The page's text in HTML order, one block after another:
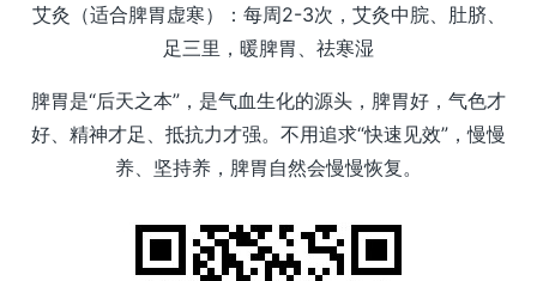
艾灸（适合脾胃虚寒）：每周2-3次，艾灸中脘、肚脐、
足三里，暖脾胃、祛寒湿
脾胃是“后天之本”，是气血生化的源头，脾胃好，气色才
好、精神才足、抵抗力才强。不用追求“快速见效”，慢慢
养、坚持养，脾胃自然会慢慢恢复。